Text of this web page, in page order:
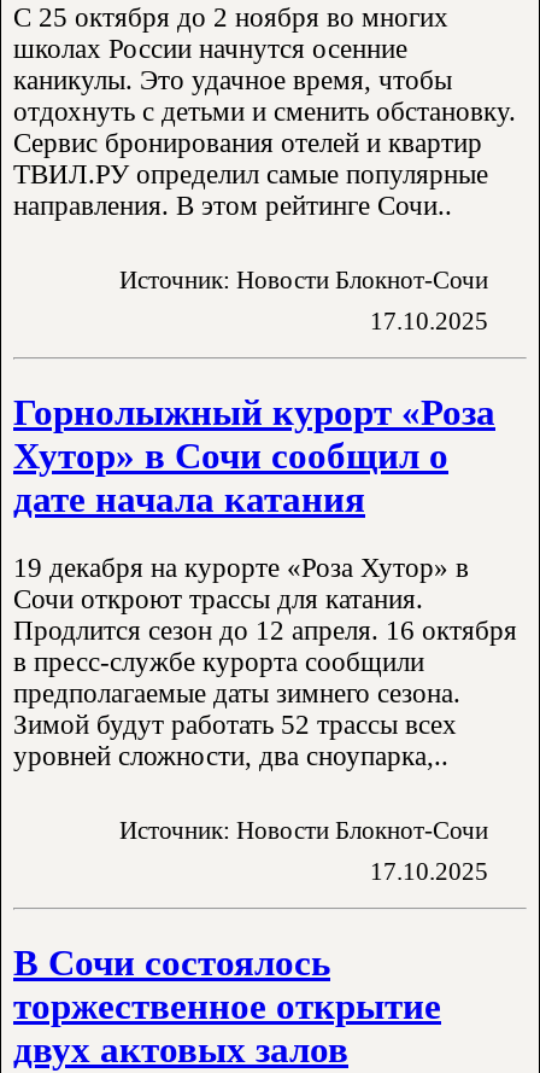
С 25 октября до 2 ноября во многих
школах России начнутся осенние
каникулы. Это удачное время, чтобы
отдохнуть с детьми и сменить обстановку.
Сервис бронирования отелей и квартир
ТВИЛ.РУ определил самые популярные
направления. В этом рейтинге Сочи..
Источник: Новости Блокнот-Сочи
17.10.2025
Горнолыжный курорт «Роза
Хутор» в Сочи сообщил о
дате начала катания
19 декабря на курорте «Роза Хутор» в
Сочи откроют трассы для катания.
Продлится сезон до 12 апреля. 16 октября
в пресс-службе курорта сообщили
предполагаемые даты зимнего сезона.
Зимой будут работать 52 трассы всех
уровней сложности, два сноупарка,..
Источник: Новости Блокнот-Сочи
17.10.2025
В Сочи состоялось
торжественное открытие
двух актовых залов